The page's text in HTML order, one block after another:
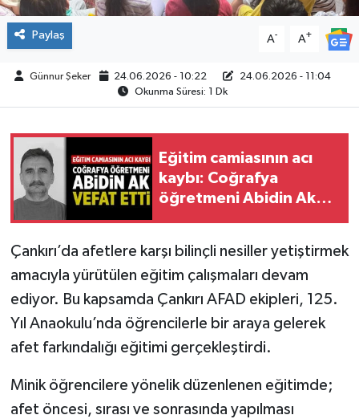
Paylaş A- A+
Günnur Şeker 24.06.2026 - 10:22
24.06.2026 - 11:04
Okunma Süresi: 1 Dk
Eğitim camiasının acı
kaybı: Coğrafya
öğretmeni Abidin Ak
Çankırı’da afetlere karşı bilinçli nesiller yetiştirmek
amacıyla yürütülen eğitim çalışmaları devam
ediyor. Bu kapsamda Çankırı AFAD ekipleri, 125.
Yıl Anaokulu’nda öğrencilerle bir araya gelerek
afet farkındalığı eğitimi gerçekleştirdi.
Minik öğrencilere yönelik düzenlenen eğitimde;
afet öncesi, sırası ve sonrasında yapılması
TURİZM
MAGAZİN
BİLİM&TEKNOLOJİ
BÖLGE
DÜNYA